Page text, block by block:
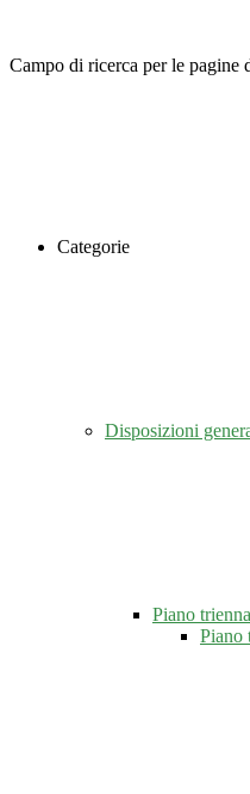
Campo di ricerca per le pagine
Categorie
Disposizioni
Piano
Piano